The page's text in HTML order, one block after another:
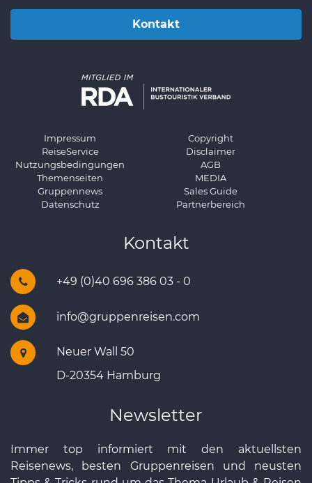
Kontakt
Impressum
ReiseService
Nutzungsbedingungen
Themenseiten
Gruppennews
Datenschutz
Copyright
Disclaimer
AGB
MEDIA
Sales Guide
Partnerbereich
Kontakt
+49 (0)40 696 386 03 - 0
info@gruppenreisen.com
Neuer Wall 50
D-20354 Hamburg
Newsletter
Immer top informiert mit den aktuellsten
Reisenews, besten Gruppenreisen und neusten